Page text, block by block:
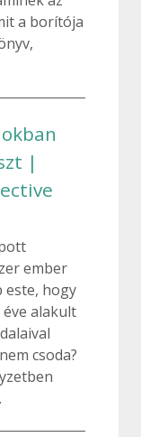
a borítója
|
ember
este, hogy
alakult
csoda?